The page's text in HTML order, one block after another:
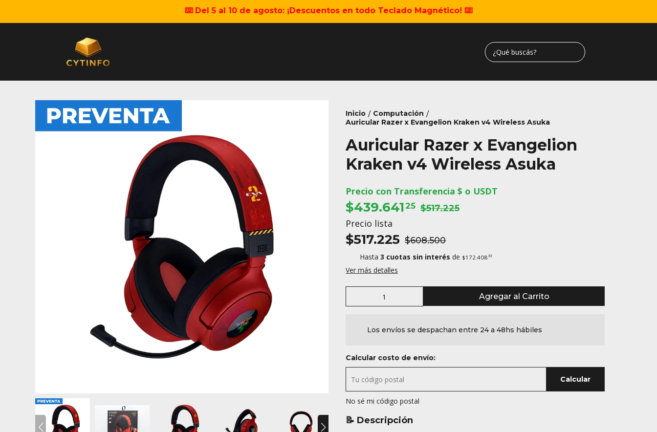
⌨️ Del 5 al 10 de agosto: ¡Descuentos en todo Teclado Magnético! ⌨️
Inicio / Computación /
Auricular Razer x Evangelion Kraken v4 Wireless Asuka
Auricular Razer x Evangelion
Kraken v4 Wireless Asuka
Precio con Transferencia $ o USDT
$439.641 25 $517.225
Precio lista
$517.225 $608.500
Hasta 3 cuotas sin interés de $172.40833
Ver más detalles
Agregar al Carrito
Los envíos se despachan entre 24 a 48hs hábiles
Calcular costo de envío:
Calcular
No sé mi código postal
📝 Descripción